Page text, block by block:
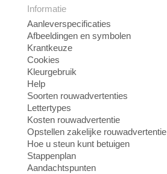
Informatie
Aanleverspecificaties
Afbeeldingen en symbolen
Krantkeuze
Cookies
Kleurgebruik
Help
Soorten rouwadvertenties
Lettertypes
Kosten rouwadvertentie
Opstellen zakelijke rouwadvertentie
Hoe u steun kunt betuigen
Stappenplan
Aandachtspunten